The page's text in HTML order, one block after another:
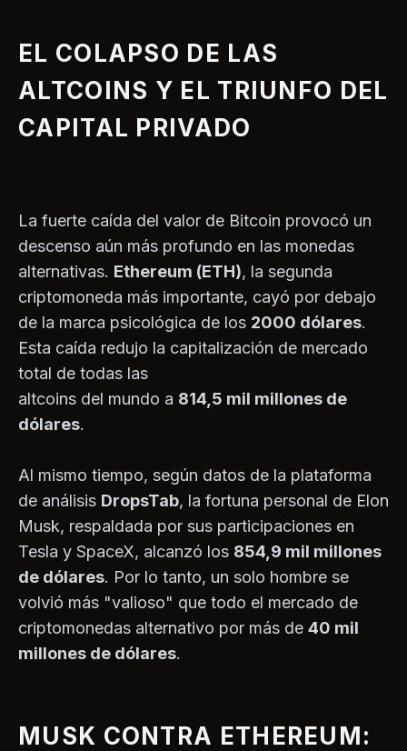
EL COLAPSO DE LAS
ALTCOINS Y EL TRIUNFO DEL
CAPITAL PRIVADO
La fuerte caída del valor de Bitcoin provocó un
descenso aún más profundo en las monedas
alternativas. Ethereum (ETH), la segunda
criptomoneda más importante, cayó por debajo
de la marca psicológica de los 2000 dólares.
Esta caída redujo la capitalización de mercado
total de todas las
altcoins del mundo a 814,5 mil millones de
dólares.
Al mismo tiempo, según datos de la plataforma
de análisis DropsTab, la fortuna personal de Elon
Musk, respaldada por sus participaciones en
Tesla y SpaceX, alcanzó los 854,9 mil millones
de dólares. Por lo tanto, un solo hombre se
volvió más "valioso" que todo el mercado de
criptomonedas alternativo por más de 40 mil
millones de dólares.
MUSK CONTRA ETHEREUM: